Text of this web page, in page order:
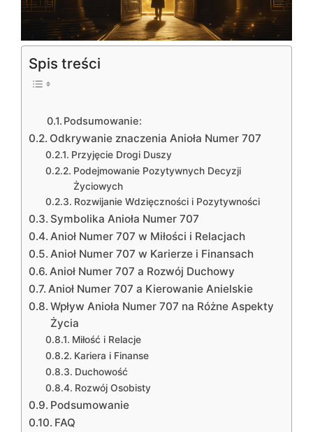
Spis treści
Podsumowanie:
Odkrywanie znaczenia Anioła Numer 707
Przyjęcie Drogi Duszy
Podejmowanie Pozytywnych Decyzji
Życiowych
Rozwijanie Wdzięczności i Pozytywności
Symbolika Anioła Numer 707
Anioł Numer 707 w Miłości i Relacjach
Anioł Numer 707 w Karierze i Finansach
Anioł Numer 707 a Rozwój Duchowy
Anioł Numer 707 a Kierowanie Anielskie
Wpływ Anioła Numer 707 na Różne Aspekty
Życia
Miłość i Relacje
Kariera i Finanse
Duchowość
Rozwój Osobisty
Podsumowanie
FAQ